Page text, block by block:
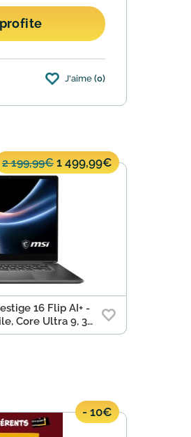
cadeaux
J'aime (0)
2 199,99€ 1 499,99€
16 Flip AI+ -
Core Ultra 9, 32
- 10€